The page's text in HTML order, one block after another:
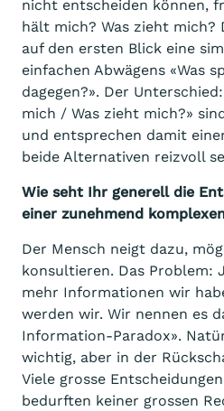
nicht entscheiden können,
hält mich? Was zieht mich?
auf den ersten Blick eine
einfachen Abwägens «Was
dagegen?». Der
mich / Was zieht mich?»
und entsprechen damit
beide Alternativen reizvoll
Wie seht Ihr generell die
einer zunehmend
Der Mensch neigt dazu,
konsultieren. Das Problem:
mehr Informationen wir
werden wir. Wir nennen es
Information-Paradox».
wichtig, aber in der
Viele grosse
bedurften keiner grossen